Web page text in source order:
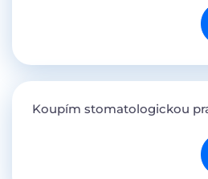
Koupím stomatologickou